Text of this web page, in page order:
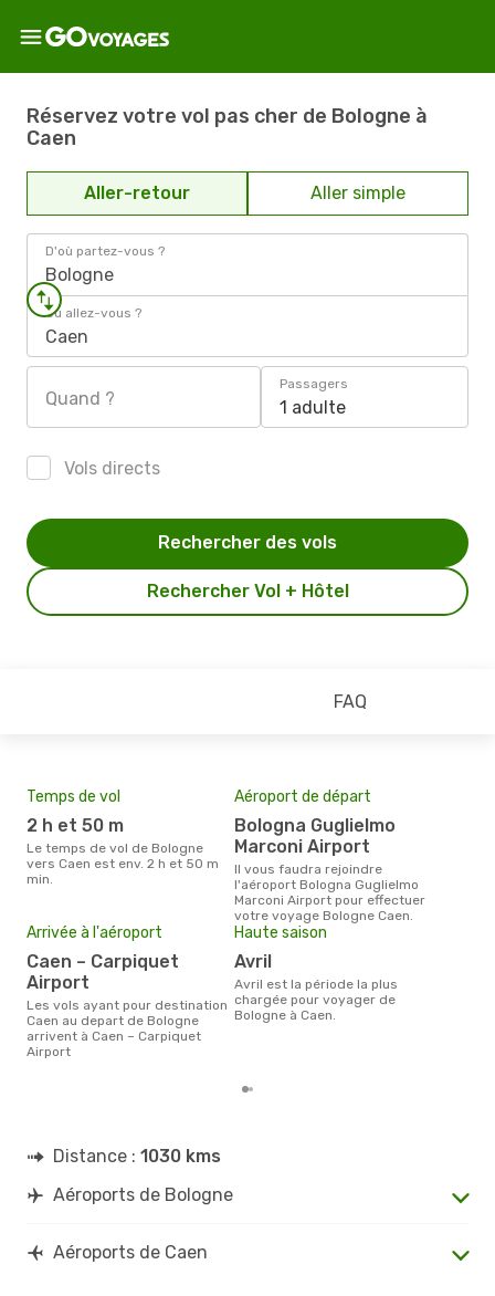
Réservez votre vol pas cher de Bologne à
Caen
Aller-retour Aller simple
D'où partez-vous ?
Bologne
Où allez-vous ?
Caen
Quand ?
Passagers
1 adulte
Vols directs
Rechercher Vol + Hôtel
Rechercher des vols
FAQ
Temps de vol
2 h et 50 m
Le temps de vol de Bologne
vers Caen est env. 2 h et 50 m
min.
Aéroport de départ
Bologna Guglielmo
Marconi Airport
Il vous faudra rejoindre
l'aéroport Bologna Guglielmo
Marconi Airport pour effectuer
votre voyage Bologne Caen.
Arrivée à l'aéroport
Caen – Carpiquet
Airport
Les vols ayant pour destination
Caen au depart de Bologne
arrivent à Caen – Carpiquet
Airport
Haute saison
avril
avril est la période la plus
chargée pour voyager de
Bologne à Caen.
Distance : 1030 kms
Aéroports de Bologne
Aéroports de Caen